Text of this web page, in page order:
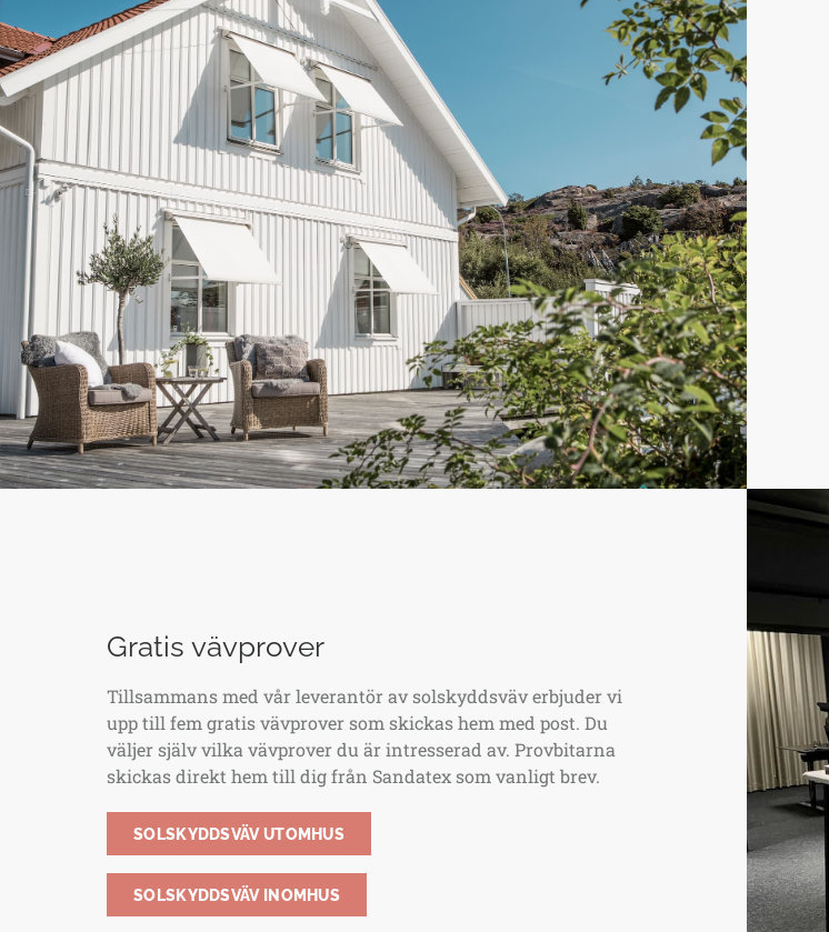
Gratis vävprover
Tillsammans med vår leverantör av solskyddsväv erbjuder vi
upp till fem gratis vävprover som skickas hem med post. Du
väljer själv vilka vävprover du är intresserad av. Provbitarna
skickas direkt hem till dig från Sandatex som vanligt brev.
SOLSKYDDSVÄV UTOMHUS
SOLSKYDDSVÄV INOMHUS